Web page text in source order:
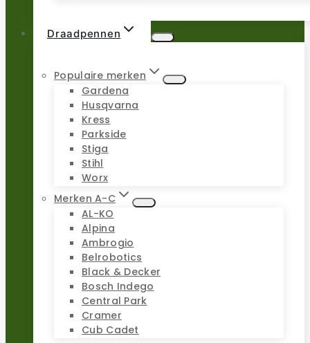
Draadpennen
Populaire merken
Gardena
Husqvarna
Kress
Parkside
Stiga
Stihl
Worx
Merken A-C
AL-KO
Alpina
Ambrogio
Belrobotics
Black & Decker
Bosch Indego
Central Park
Cramer
Cub Cadet